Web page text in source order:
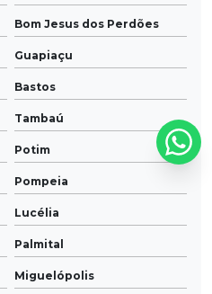
Bom Jesus dos Perdões
Guapiaçu
Bastos
Tambaú
Potim
Pompeia
Lucélia
Palmital
Miguelópolis